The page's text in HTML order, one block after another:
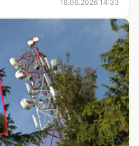
18.06.2026 14:33